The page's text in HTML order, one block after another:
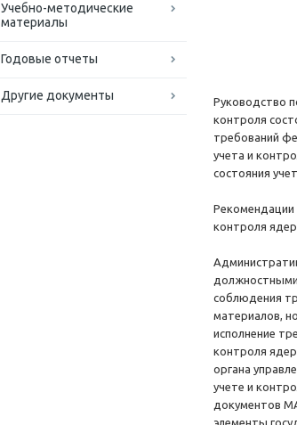
Учебно-методические
материалы
Годовые отчеты
Другие документы
Руководство
контроля
требований
учета и
состояния
Рекомендации
контроля
соблюдения
материалов,
исполнение
контроля
органа
учете и
документов
элементы